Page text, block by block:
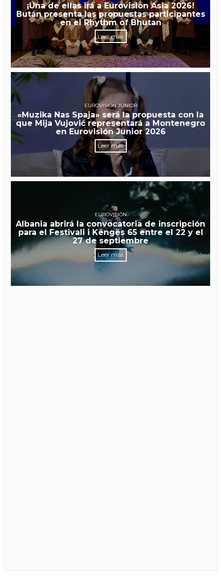
¡Una de ellas irá a Eurovisión Asia 2026!
Bután presenta las propuestas participantes
en el Rhythm of Bhutan
Leer más
EUROVISIÓN JUNIOR
«Muzika Nas Spaja» será la propuesta con la
que Mija Vujović representará a Montenegro
en Eurovisión Junior 2026
Leer más
EUROVISIÓN
Albania abrirá la convocatoria de inscripción
para el Festivali i Këngës 65 entre el 22 y el
27 de septiembre
Leer más